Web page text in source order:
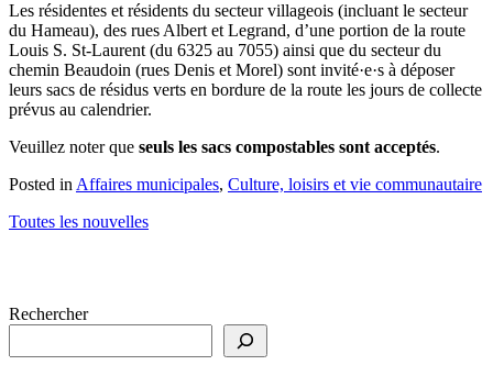
Les résidentes et résidents du secteur villageois (incluant le secteur
du Hameau), des rues Albert et Legrand, d’une portion de la route
Louis S. St-Laurent (du 6325 au 7055) ainsi que du secteur du
chemin Beaudoin (rues Denis et Morel) sont invité·e·s à déposer
leurs sacs de résidus verts en bordure de la route les jours de collecte
prévus au calendrier.
Veuillez noter que seuls les sacs compostables sont acceptés.
Posted in Affaires municipales, Culture, loisirs et vie communautaire
Toutes les nouvelles
Rechercher